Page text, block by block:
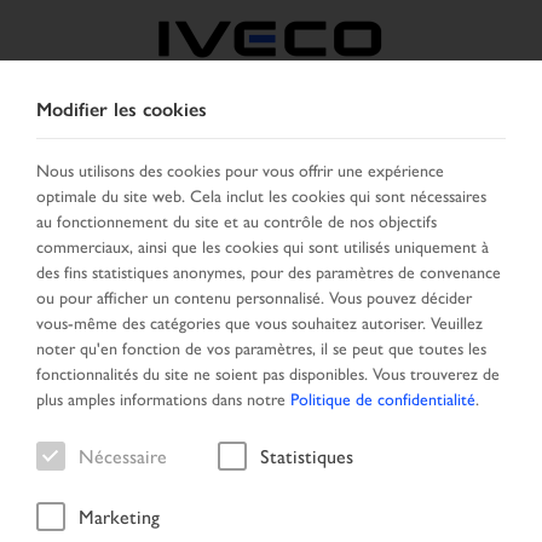
BELGIQUE
SELECTIONNER UN PAYS CHANGER DE LANGUE
Toggle
navigation
MENU
Véhicule
Page daccueil Recherche
Modifier les cookies
Nous utilisons des cookies pour vous offrir une expérience
optimale du site web. Cela inclut les cookies qui sont nécessaires
au fonctionnement du site et au contrôle de nos objectifs
commerciaux, ainsi que les cookies qui sont utilisés uniquement à
des fins statistiques anonymes, pour des paramètres de convenance
ou pour afficher un contenu personnalisé. Vous pouvez décider
vous-même des catégories que vous souhaitez autoriser. Veuillez
noter qu'en fonction de vos paramètres, il se peut que toutes les
fonctionnalités du site ne soient pas disponibles. Vous trouverez de
plus amples informations dans notre Politique de confidentialité.
Nécessaire Statistiques
Marketing